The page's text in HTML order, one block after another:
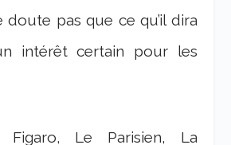
doute pas que ce qu’il dira
intérêt certain pour les
Figaro, Le Parisien, La